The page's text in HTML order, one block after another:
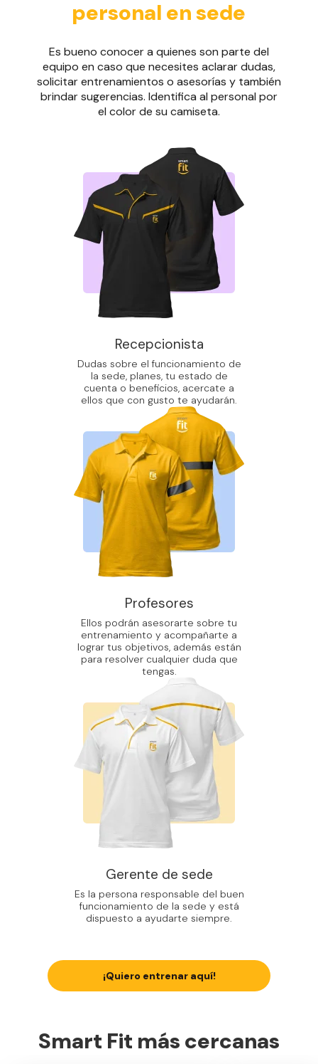
personal en sede
Es bueno conocer a quienes son parte del
equipo en caso que necesites aclarar dudas,
solicitar entrenamientos o asesorías y también
brindar sugerencias. Identifica al personal por
el color de su camiseta.
Recepcionista
Dudas sobre el funcionamiento de
la sede, planes, tu estado de
cuenta o beneficios, acercate a
ellos que con gusto te ayudarán.
Profesores
Ellos podrán asesorarte sobre tu
entrenamiento y acompañarte a
lograr tus objetivos, además están
para resolver cualquier duda que
tengas.
Gerente de sede
Es la persona responsable del buen
funcionamiento de la sede y está
dispuesto a ayudarte siempre.
¡Quiero entrenar aquí!
Smart Fit más cercanas